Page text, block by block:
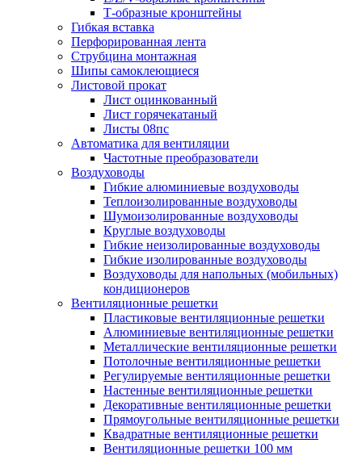
Т-образные кронштейны
Гибкая вставка
Перфорированная лента
Струбцина монтажная
Шипы самоклеющиеся
Листовой прокат
Лист оцинкованный
Лист горячекатаный
Листы 08пс
Автоматика для вентиляции
Частотные преобразователи
Воздуховоды
Гибкие алюминиевые воздуховоды
Теплоизолированные воздуховоды
Шумоизолированные воздуховоды
Круглые воздуховоды
Гибкие неизолированные воздуховоды
Гибкие изолированные воздуховоды
Воздуховоды для напольных (мобильных)
кондиционеров
Вентиляционные решетки
Пластиковые вентиляционные решетки
Алюминиевые вентиляционные решетки
Металлические вентиляционные решетки
Потолочные вентиляционные решетки
Регулируемые вентиляционные решетки
Настенные вентиляционные решетки
Декоративные вентиляционные решетки
Прямоугольные вентиляционные решетки
Квадратные вентиляционные решетки
Вентиляционные решетки 100 мм